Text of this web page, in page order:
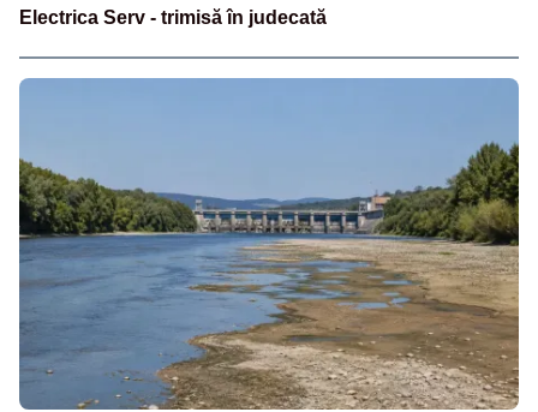
Electrica Serv - trimisă în judecată